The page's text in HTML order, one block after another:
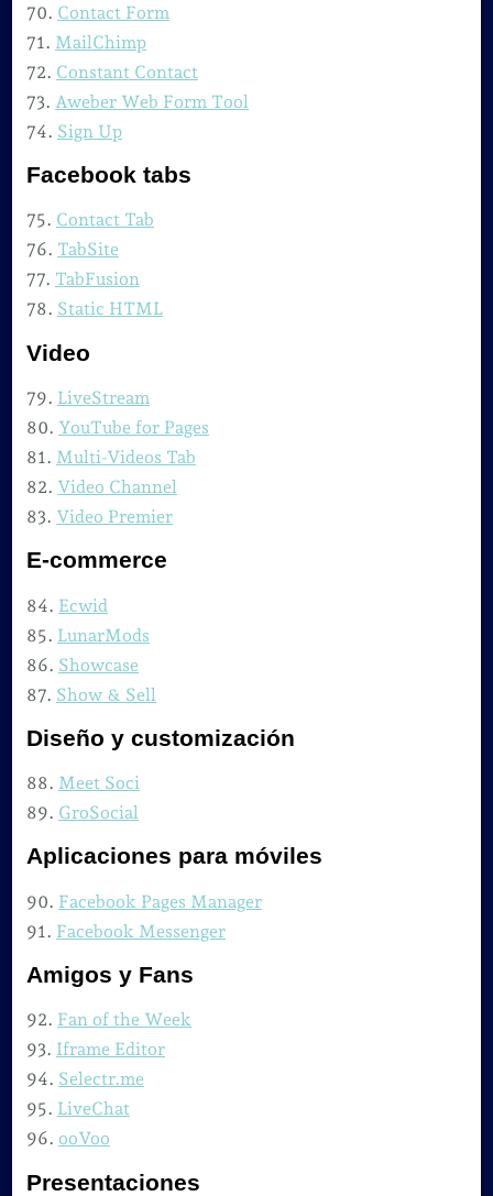
70. Contact Form
71. MailChimp
72. Constant Contact
73. Aweber Web Form Tool
74. Sign Up
Facebook tabs
75. Contact Tab
76. TabSite
77. TabFusion
78. Static HTML
Video
79. LiveStream
80. YouTube for Pages
81. Multi-Videos Tab
82. Video Channel
83. Video Premier
E-commerce
84. Ecwid
85. LunarMods
86. Showcase
87. Show & Sell
Diseño y customización
88. Meet Soci
89. GroSocial
Aplicaciones para móviles
90. Facebook Pages Manager
91. Facebook Messenger
Amigos y Fans
92. Fan of the Week
93. Iframe Editor
94. Selectr.me
95. LiveChat
96. ooVoo
Presentaciones